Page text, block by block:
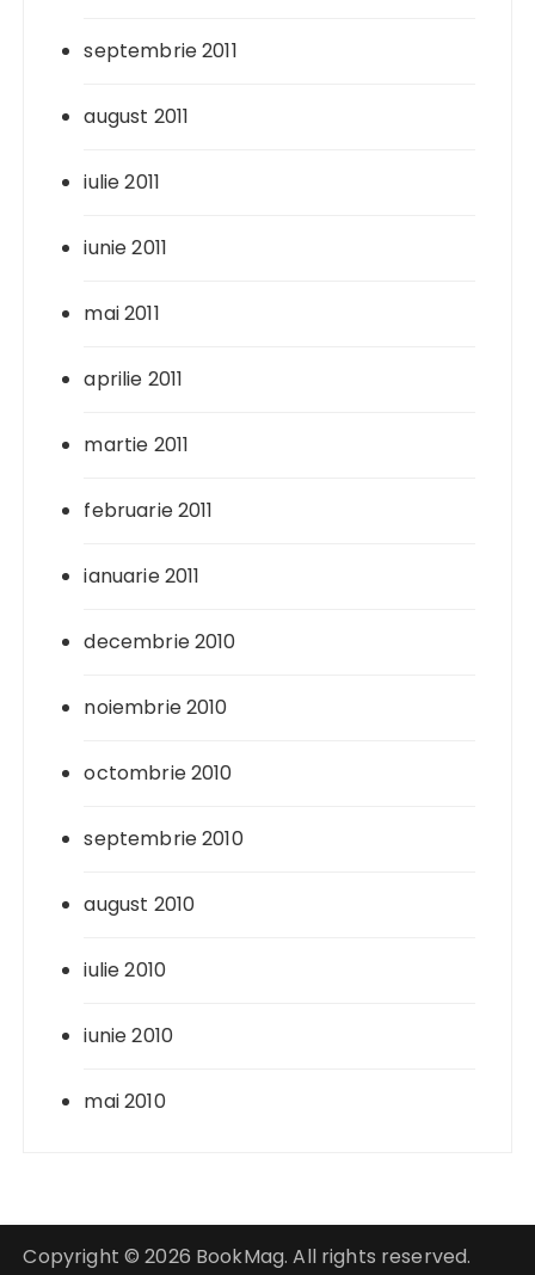
septembrie 2011
august 2011
iulie 2011
iunie 2011
mai 2011
aprilie 2011
martie 2011
februarie 2011
ianuarie 2011
decembrie 2010
noiembrie 2010
octombrie 2010
septembrie 2010
august 2010
iulie 2010
iunie 2010
mai 2010
Copyright © 2026 BookMag. All rights reserved.